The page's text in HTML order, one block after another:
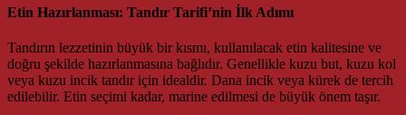
Etin Hazırlanması: Tandır Tarifi’nin İlk Adımı
Tandırın lezzetinin büyük bir kısmı, kullanılacak etin kalitesine ve
doğru şekilde hazırlanmasına bağlıdır. Genellikle kuzu but, kuzu kol
veya kuzu incik tandır için idealdir. Dana incik veya kürek de tercih
edilebilir. Etin seçimi kadar, marine edilmesi de büyük önem taşır.